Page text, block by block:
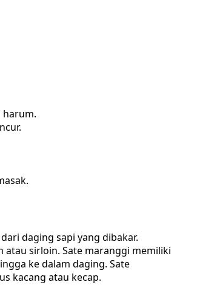
harum.
daging sapi yang dibakar.
atau sirloin. Sate maranggi memiliki
ke dalam daging. Sate
kacang atau kecap.